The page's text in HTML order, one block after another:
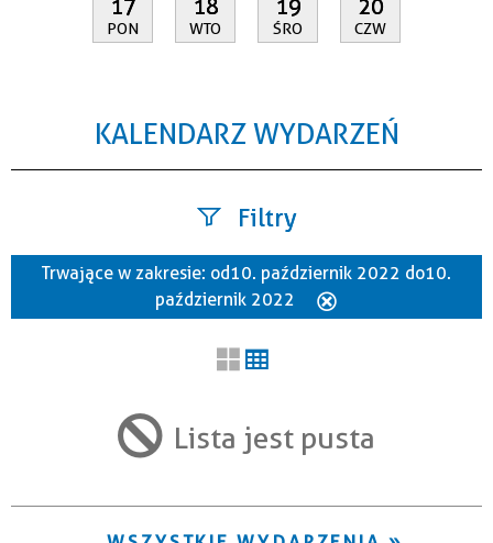
17
PON
18
WTO
19
ŚRO
20
CZW
KALENDARZ WYDARZEŃ
Filtry
Szukana fraza
Trwające w zakresie
Trwające w zakresie: od 10. październik 2022 do 10.
październik 2022
Lista jest pusta